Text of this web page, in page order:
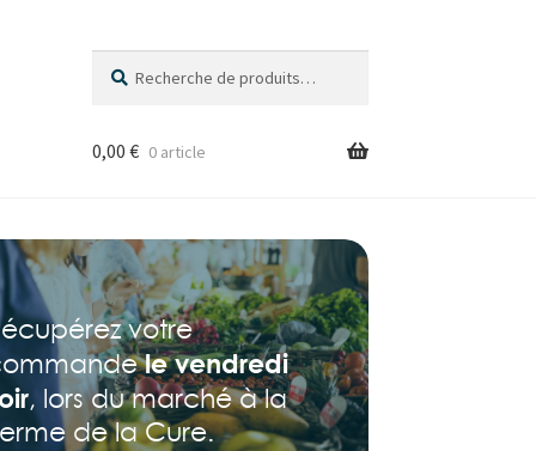
pour :
0,00 € 0 article
votre
le vendredi
, lors du marché à la
de la Cure.